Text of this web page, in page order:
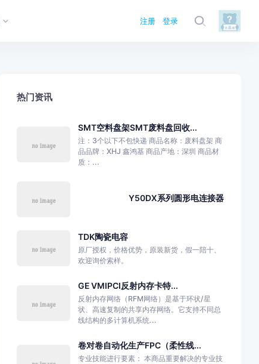
注册 登录
热门资讯
SMT空料盘架SMT废料盘回收...
注：3个以下不包快递 商品名称：废料盘架 商
品品牌：XHJ 鑫鸿基 商品产地：深圳 商品材
质：...
Y50DX系列圆形电连接器
TDK陶瓷电容
原厂授权，价格优势，原装新货，假一陪十、
欢迎询价索样。
GE VMIPCI反射内存卡特...
反射内存网络（RFM网络）是基于环状/星
状、高速复制的共享内存网络。它支持不同总
线结构的多计算机系统...
卷对卷自动化生产FPC（柔性线...
专业技能进行要素： 本商品重要解决的专业技